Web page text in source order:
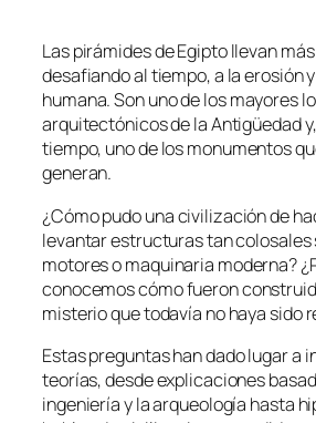
Las pirámides de Egipto llevan
desafiando al tiempo, a la erosión
humana. Son uno de los mayores
arquitectónicos de la Antigüedad
tiempo, uno de los monumentos
generan.
¿Cómo pudo una civilización de
levantar estructuras tan colosales
motores o maquinaria moderna?
conocemos cómo fueron
misterio que todavía no haya sido
Estas preguntas han dado lugar a
teorías, desde explicaciones
ingeniería y la arqueología hasta